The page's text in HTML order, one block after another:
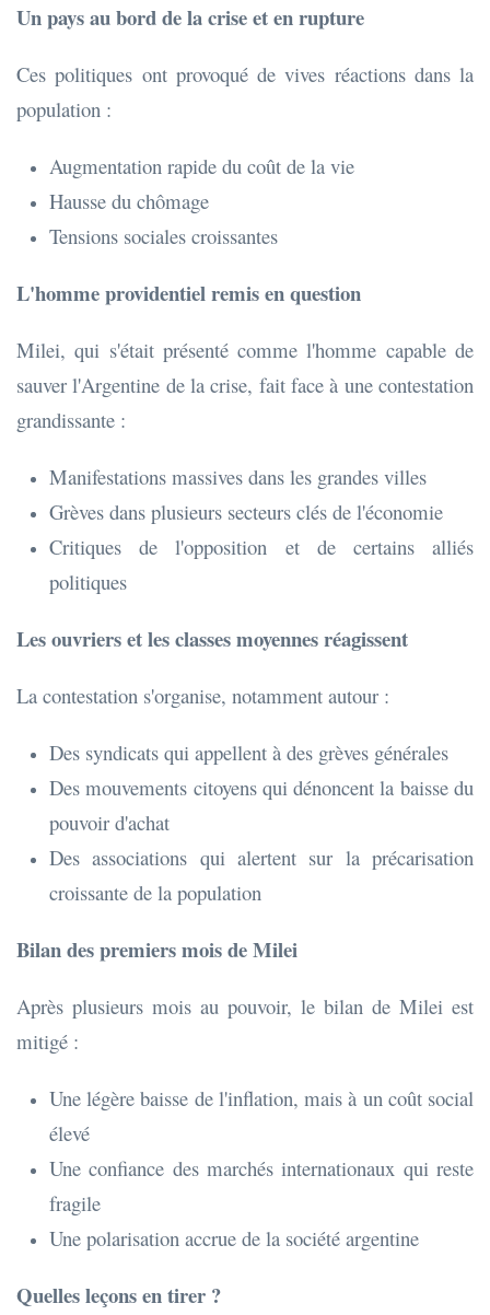
Un pays au bord de la crise et en rupture
Ces politiques ont provoqué de vives réactions dans la
population :
Augmentation rapide du coût de la vie
Hausse du chômage
Tensions sociales croissantes
L'homme providentiel remis en question
Milei, qui s'était présenté comme l'homme capable de
sauver l'Argentine de la crise, fait face à une contestation
grandissante :
Manifestations massives dans les grandes villes
Grèves dans plusieurs secteurs clés de l'économie
Critiques de l'opposition et de certains alliés
politiques
Les ouvriers et les classes moyennes réagissent
La contestation s'organise, notamment autour :
Des syndicats qui appellent à des grèves générales
Des mouvements citoyens qui dénoncent la baisse du
pouvoir d'achat
Des associations qui alertent sur la précarisation
croissante de la population
Bilan des premiers mois de Milei
Après plusieurs mois au pouvoir, le bilan de Milei est
mitigé :
Une légère baisse de l'inflation, mais à un coût social
élevé
Une confiance des marchés internationaux qui reste
fragile
Une polarisation accrue de la société argentine
Quelles leçons en tirer ?